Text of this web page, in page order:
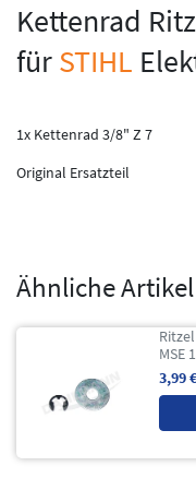
Kettenrad
fürSTIHL
1x Kettenrad 3/8" Z 7
Original Ersatzteil
Ähnliche Artikel
MSE
3,99